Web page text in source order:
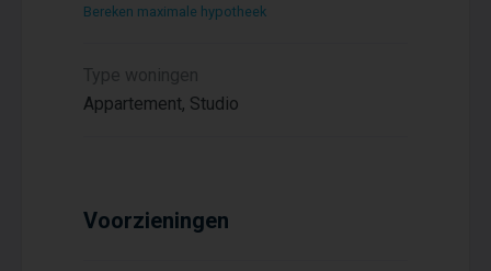
Bereken maximale hypotheek
Type woningen
Appartement, Studio
Voorzieningen